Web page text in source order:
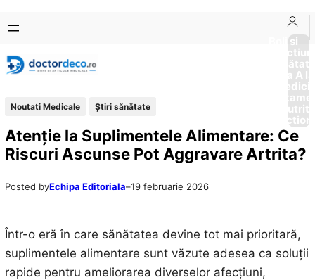
conținut
content
Boli si
Afectiuni
Sănătate
de la A
Noutati Medicale Ştiri sănătate
Atenție la Suplimentele Alimentare: Ce
Riscuri Ascunse Pot Aggravare Artrita?
Posted byEchipa Editoriala–19 februarie 2026
Într-o eră în care sănătatea devine tot mai prioritară,
suplimentele alimentare sunt văzute adesea ca soluții
rapide pentru ameliorarea diverselor afecțiuni,